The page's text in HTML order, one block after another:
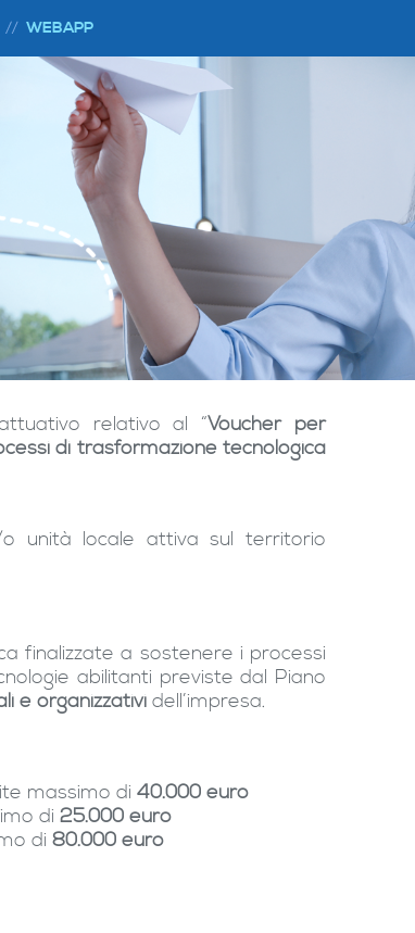
WEBAPP
relativo al “Voucher per
di trasformazione tecnologica
unità locale attiva sul territorio
finalizzate a sostenere i processi
abilitanti previste dal Piano
e organizzativi dell’impresa.
massimo di 40.000 euro
di 25.000 euro
di 80.000 euro